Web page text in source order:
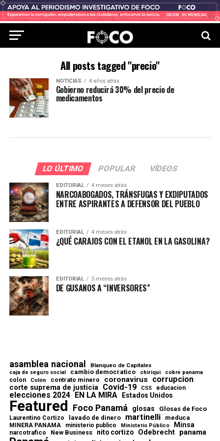
All posts tagged "precio"
NOTICIAS 4 años atrás
Gobierno reducirá 30% del precio de
medicamentos
LO ÚLTIMO POPULAR VÍDEOS
EDITORIAL 4 meses atrás
NARCOABOGADOS, TRÁNSFUGAS Y EXDIPUTADOS
ENTRE ASPIRANTES A DEFENSOR DEL PUEBLO
EDITORIAL 4 meses atrás
¿QUÉ CARAJOS CON EL ETANOL EN LA GASOLINA?
EDITORIAL 5 meses atrás
DE GUSANOS A “INVERSORES”
asamblea nacional Blanqueo de Capitales
caja de seguro social cambio democratico chiriqui cobre panama
colon Colón contrato minero coronavirus corrupcion
corte suprema de justicia Covid-19 CSS educacion
elecciones 2024 EN LA MIRA Estados Unidos
Featured Foco Panamá glosas Glosas de Foco
Laurentino Cortizo lavado de dinero martinelli meduca
MINERA PANAMA ministerio publico Ministerio Público Minsa
narcotrafico New Business nito cortizo Odebrecht panama